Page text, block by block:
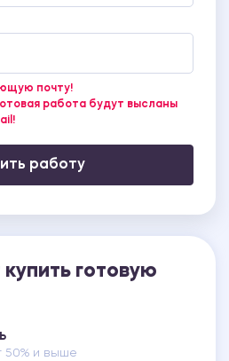
почту!
работа будут высланы
работу
готовую
50% и выше